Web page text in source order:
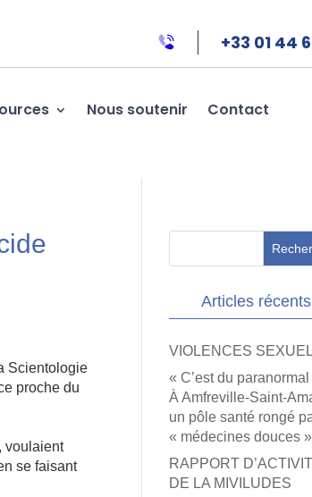
+33 01 44
Nous soutenir Contact
Scientologie
proche du
voulaient
se faisant
Articles récents
VIOLENCES
« C’est du paranormal
À Amfreville-Saint-
un pôle santé rongé
« médecines douces »
RAPPORT
DE LA MIVILUDES